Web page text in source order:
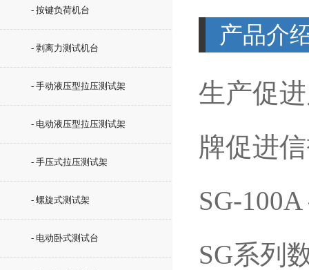
- 按键负荷机台
- 剥离力测试机台
- 手动液压型拉压测试架
- 电动液压型拉压测试架
- 手压式拉压测试架
- 螺旋式测试架
- 电动卧式测试台
产品介
生产促
牌促进
SG-
SG系列